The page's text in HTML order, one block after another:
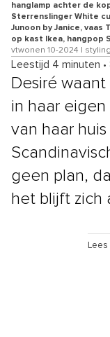
hanglamp achter de
Sterrenslinger White
Junoon by Janice, vaas
op kast Ikea, hangpop
vtwonen 10-2024 |
Leestijd 4 minuten •
Desiré
in haar
van haar
geen plan,
het blijft zich